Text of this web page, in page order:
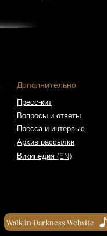
Дополнительно
Пресс-кит
Вопросы и ответы
Пресса и интервью
Архив рассылки
Википедия (EN)
Walk in Darkness Website